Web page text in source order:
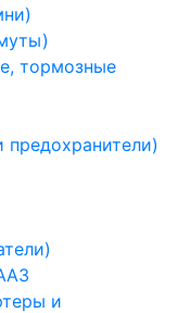
тормозные
предохранители)
и